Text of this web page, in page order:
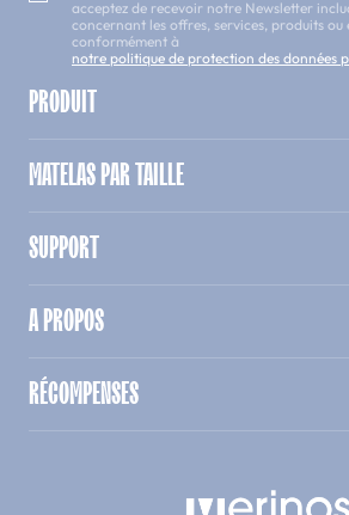
acceptez de recevoir notre Newsletter
concernant les offres, services, produits ou
conformément à
notre politique de protection des données
PRODUIT
MATELAS PAR TAILLE
SUPPORT
A PROPOS
RÉCOMPENSES